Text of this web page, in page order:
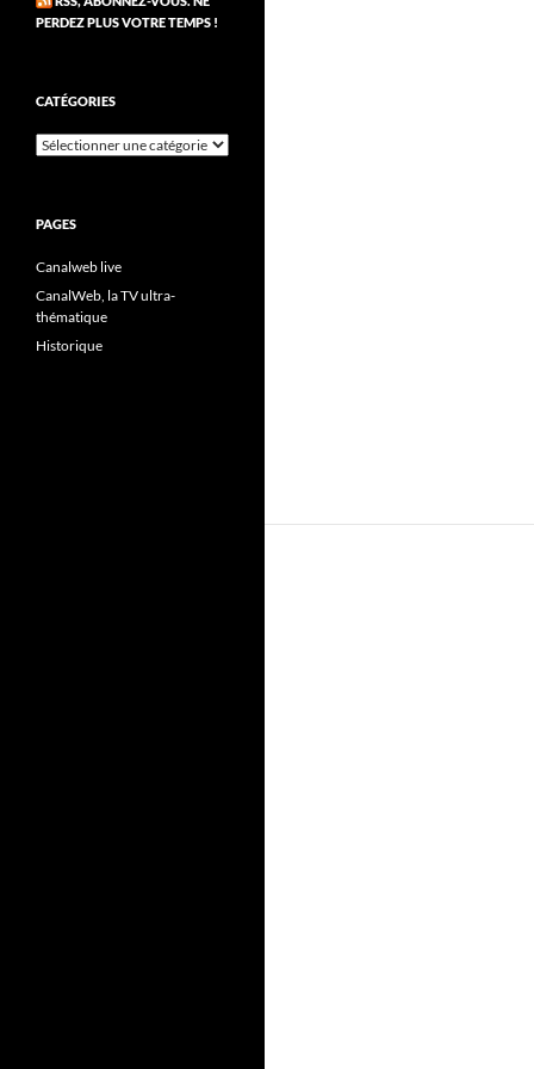
PERDEZ PLUS VOTRE TEMPS !
CATÉGORIES
Catégories
PAGES
Canalweb live
CanalWeb, la TV ultra-
thématique
Historique